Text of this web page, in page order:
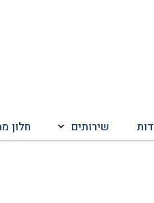
שירותים חלון